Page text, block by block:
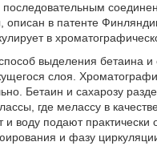
описан в патенте
в
выделения бетаина
слоя.
Бетаин и сахарозу
где мелассу в
воду подают практически
и фазу